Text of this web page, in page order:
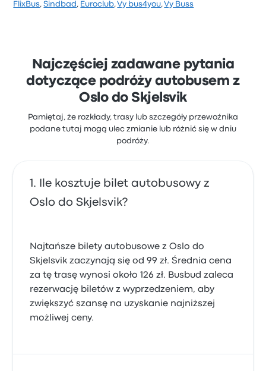
FlixBus,Sindbad , Euroclub,Vy bus4you,Vy Buss
Najczęściej zadawane pytania
dotyczące podróży autobusem z
Oslo do Skjelsvik
Pamiętaj, że rozkłady, trasy lub szczegóły przewoźnika
podane tutaj mogą ulec zmianie lub różnić się w dniu
podróży.
Ile kosztuje bilet autobusowy z
Oslo do Skjelsvik?
Najtańsze bilety autobusowe z Oslo do
Skjelsvik zaczynają się od 99 zł. Średnia cena
za tę trasę wynosi około 126 zł. Busbud zaleca
rezerwację biletów z wyprzedzeniem, aby
zwiększyć szansę na uzyskanie najniższej
możliwej ceny.